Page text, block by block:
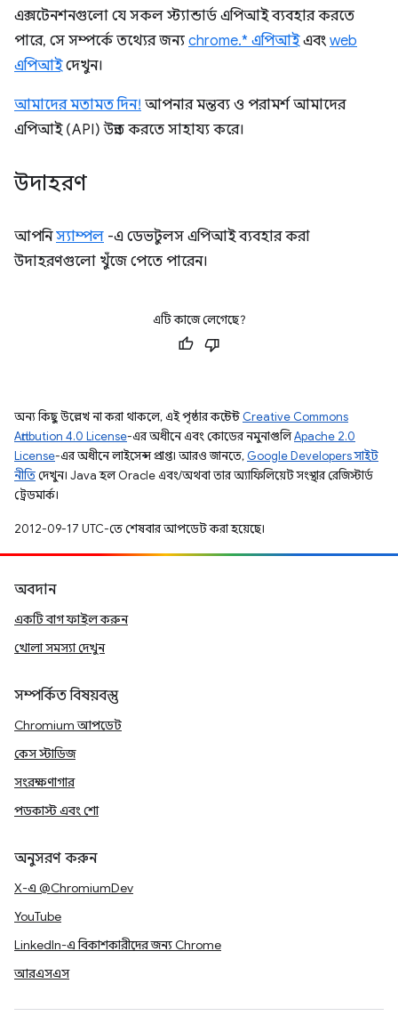
এক্সটেনশনগুলো যে সকল স্ট্যান্ডার্ড এপিআই ব্যবহার করতে
পারে, সে সম্পর্কে তথ্যের জন্য chrome.* এপিআইএবং web
এপিআইদেখুন।
আমাদের মতামত দিন! আপনার মন্তব্য ও পরামর্শ আমাদের
এপিআই (API) উন্নত করতে সাহায্য করে।
উদাহরণ
আপনিস্যাম্পল -এ ডেভটুলস এপিআই ব্যবহার করা
উদাহরণগুলো খুঁজে পেতে পারেন।
এটি কাজে লেগেছে?
অন্য কিছু উল্লেখ না করা থাকলে, এই পৃষ্ঠার কন্টেন্ট Creative Commons
Attribution 4.0 License-এর অধীনে এবং কোডের নমুনাগুলিApache 2.0
License-এর অধীনে লাইসেন্স প্রাপ্ত। আরও জানতে, Google Developers সাইট
নীতিদেখুন। Java হল Oracle এবং/অথবা তার অ্যাফিলিয়েট সংস্থার রেজিস্টার্ড
ট্রেডমার্ক।
2012-09-17 UTC-তে শেষবার আপডেট করা হয়েছে।
অবদান
একটি বাগ ফাইল করুন
খোলা সমস্যা দেখুন
সম্পর্কিত বিষয়বস্তু
Chromium আপডেট
কেস স্টাডিজ
সংরক্ষণাগার
পডকাস্ট এবং শো
অনুসরণ করুন
X-এ @ChromiumDev
YouTube
LinkedIn-এ বিকাশকারীদের জন্য Chrome
আরএসএস